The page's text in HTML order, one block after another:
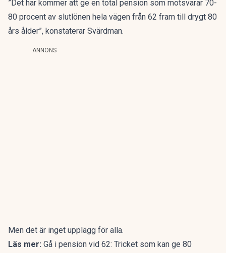
”Det här kommer att ge en total pension som motsvarar 70-
80 procent av slutlönen hela vägen från 62 fram till drygt 80
års ålder”, konstaterar Svärdman.
ANNONS
Men det är inget upplägg för alla.
Läs mer: Gå i pension vid 62: Tricket som kan ge 80